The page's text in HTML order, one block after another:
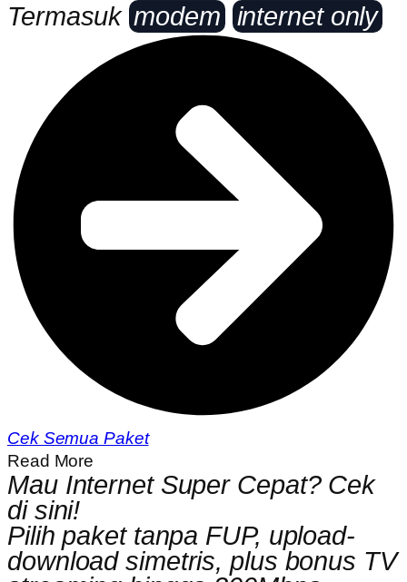
Termasukmodem internet only
Cek Semua Paket
Read More
Mau Internet Super Cepat? Cek
di sini!
Pilih paket tanpa FUP, upload-
download simetris, plus bonus TV